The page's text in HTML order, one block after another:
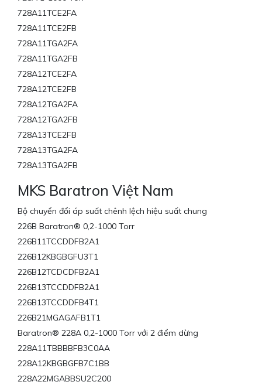
728A11TCE2FA
728A11TCE2FB
728A11TGA2FA
728A11TGA2FB
728A12TCE2FA
728A12TCE2FB
728A12TGA2FA
728A12TGA2FB
728A13TCE2FB
728A13TGA2FA
728A13TGA2FB
MKS Baratron Việt Nam
Bộ chuyển đổi áp suất chênh lệch hiệu suất chung
226B Baratron® 0,2-1000 Torr
226B11TCCDDFB2A1
226B12KBGBGFU3T1
226B12TCDCDFB2A1
226B13TCCDDFB2A1
226B13TCCDDFB4T1
226B21MGAGAFB1T1
Baratron® 228A 0,2-1000 Torr với 2 điểm dừng
228A11TBBBBFB3C0AA
228A12KBGBGFB7C1BB
228A22MGABBSU2C200